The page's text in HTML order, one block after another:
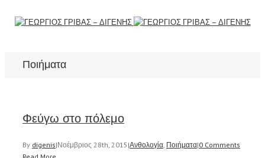
Ποιήματα
Φεύγω στο πόλεμο
By digenis|Νοέμβριος 28th, 2015 |Ανθολογία, Ποιήματα|0 Comments